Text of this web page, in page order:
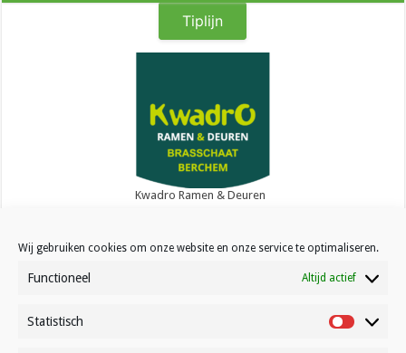
Wij gebruiken cookies om onze website en onze service te optimaliseren.
Functioneel Altijd actief
Statistisch Statistisch
Tiplijn
Kwadro Ramen & Deuren
Contact